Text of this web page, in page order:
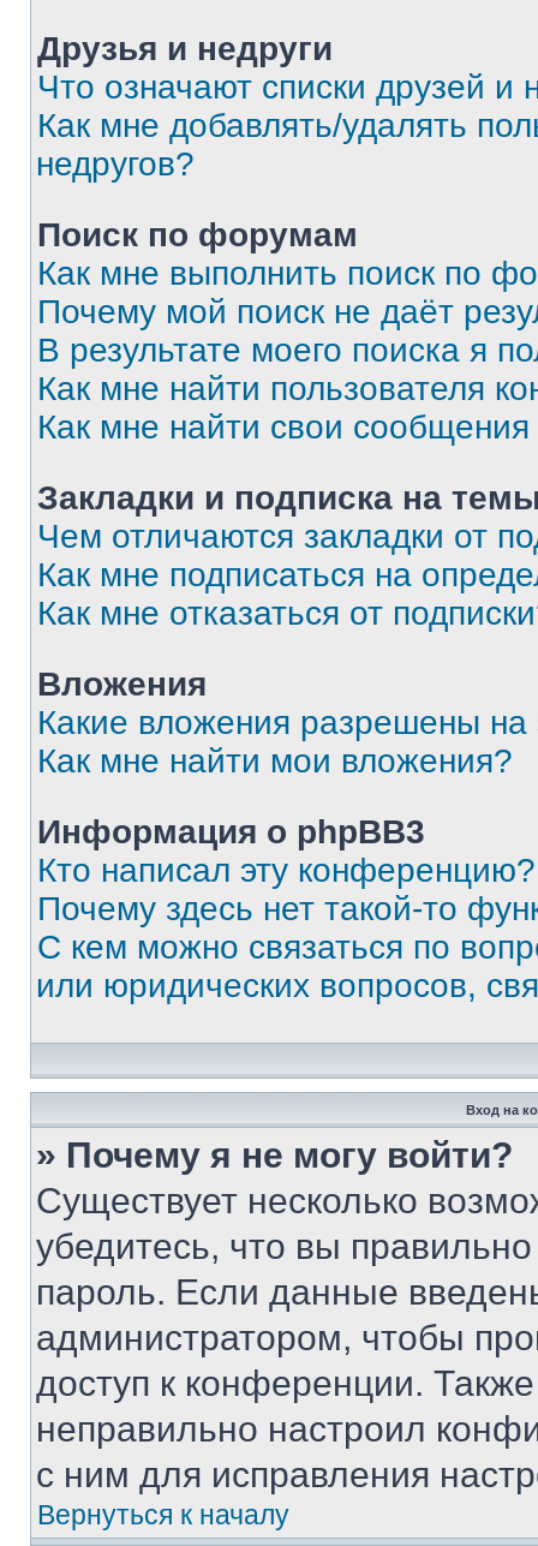
Друзья и недруги
Что означают списки друзей и
Как мне добавлять/удалять
недругов?
Поиск по форумам
Как мне выполнить поиск по
Почему мой поиск не даёт
В результате моего поиска я
Как мне найти пользователя
Как мне найти свои
Закладки и подписка на
Чем отличаются закладки от
Как мне подписаться на
Как мне отказаться от
Вложения
Какие вложения разрешены
Как мне найти мои вложения?
Информация о phpBB3
Кто написал эту конференцию?
Почему здесь нет такой-то
С кем можно связаться по
или юридических вопросов,
Вход на
» Почему я не могу войти?
Существует несколько
убедитесь, что вы
пароль. Если данные
администратором, чтобы
доступ к конференции.
неправильно настроил
с ним для исправления
Вернуться к началу